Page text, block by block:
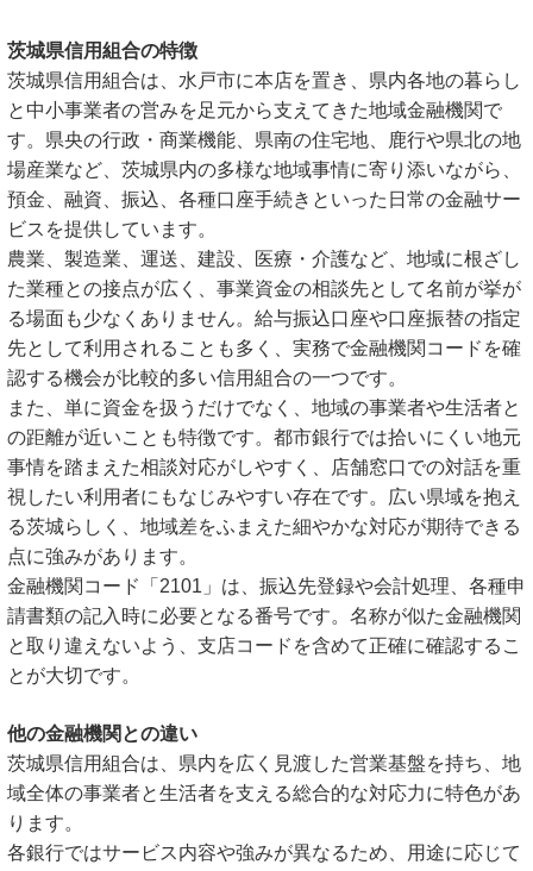
茨城県信用組合の特徴
茨城県信用組合は、水戸市に本店を置き、県内各地の暮らし
と中小事業者の営みを足元から支えてきた地域金融機関で
す。県央の行政・商業機能、県南の住宅地、鹿行や県北の地
場産業など、茨城県内の多様な地域事情に寄り添いながら、
預金、融資、振込、各種口座手続きといった日常の金融サー
ビスを提供しています。
農業、製造業、運送、建設、医療・介護など、地域に根ざし
た業種との接点が広く、事業資金の相談先として名前が挙が
る場面も少なくありません。給与振込口座や口座振替の指定
先として利用されることも多く、実務で金融機関コードを確
認する機会が比較的多い信用組合の一つです。
また、単に資金を扱うだけでなく、地域の事業者や生活者と
の距離が近いことも特徴です。都市銀行では拾いにくい地元
事情を踏まえた相談対応がしやすく、店舗窓口での対話を重
視したい利用者にもなじみやすい存在です。広い県域を抱え
る茨城らしく、地域差をふまえた細やかな対応が期待できる
点に強みがあります。
金融機関コード「2101」は、振込先登録や会計処理、各種申
請書類の記入時に必要となる番号です。名称が似た金融機関
と取り違えないよう、支店コードを含めて正確に確認するこ
とが大切です。
他の金融機関との違い
茨城県信用組合は、県内を広く見渡した営業基盤を持ち、地
域全体の事業者と生活者を支える総合的な対応力に特色があ
ります。
各銀行ではサービス内容や強みが異なるため、用途に応じて